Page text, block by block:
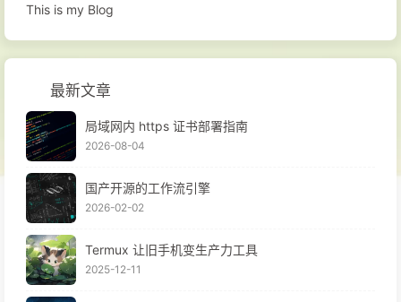
This is my Blog
最新文章
局域网内 https 证书部署指南
2026-08-04
国产开源的工作流引擎
2026-02-02
Termux 让旧手机变生产力工具
2025-12-11